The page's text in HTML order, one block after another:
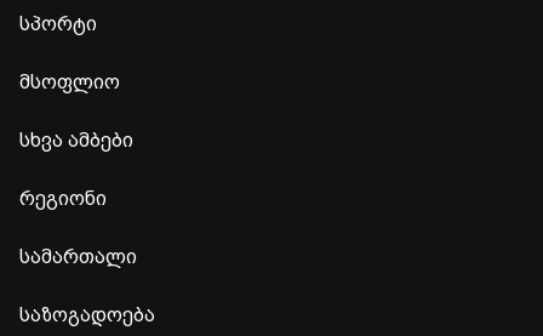
სპორტი
მსოფლიო
სხვა ამბები
რეგიონი
სამართალი
საზოგადოება